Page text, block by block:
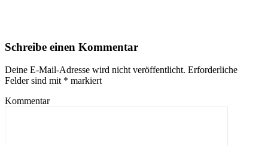
Schreibe einen Kommentar
Deine E-Mail-Adresse wird nicht veröffentlicht. Erforderliche
Felder sind mit * markiert
Kommentar